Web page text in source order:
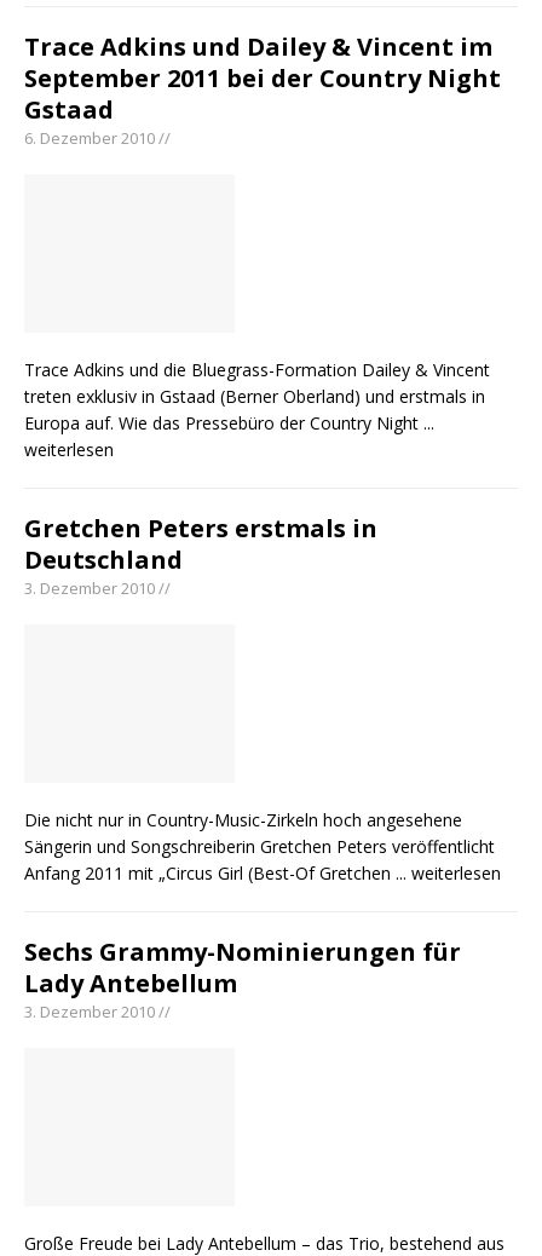
Trace Adkins und Dailey & Vincent im
September 2011 bei der Country Night
Gstaad
6. Dezember 2010 //
Trace Adkins und die Bluegrass-Formation Dailey & Vincent
treten exklusiv in Gstaad (Berner Oberland) und erstmals in
Europa auf. Wie das Pressebüro der Country Night ...
weiterlesen
Gretchen Peters erstmals in
Deutschland
3. Dezember 2010 //
Die nicht nur in Country-Music-Zirkeln hoch angesehene
Sängerin und Songschreiberin Gretchen Peters veröffentlicht
Anfang 2011 mit „Circus Girl (Best-Of Gretchen ... weiterlesen
Sechs Grammy-Nominierungen für
Lady Antebellum
3. Dezember 2010 //
Große Freude bei Lady Antebellum – das Trio, bestehend aus